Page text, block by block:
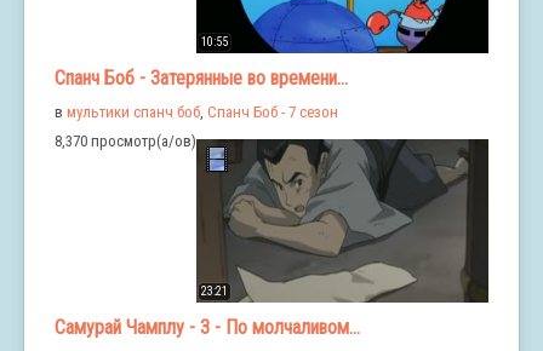
10:55
Спанч Боб - Затерянные во времени...
в мультики спанч боб, Спанч Боб - 7 сезон
8,370 просмотр(а/ов)
23:21
Самурай Чамплу - 3 - По молчаливом...